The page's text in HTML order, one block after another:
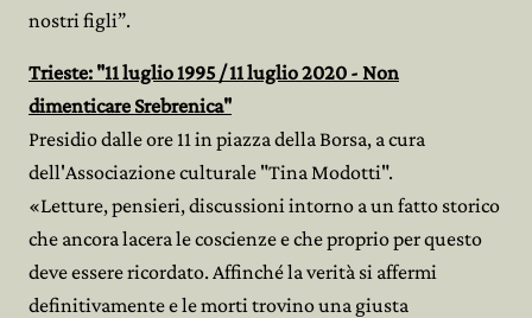
nostri figli”.
Trieste: "11 luglio 1995 / 11 luglio 2020 - Non
dimenticare Srebrenica"
Presidio dalle ore 11 in piazza della Borsa, a cura
dell'Associazione culturale "Tina Modotti".
«Letture, pensieri, discussioni intorno a un fatto storico
che ancora lacera le coscienze e che proprio per questo
deve essere ricordato. Affinché la verità si affermi
definitivamente e le morti trovino una giusta